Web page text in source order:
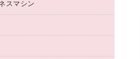
カートリッジ
トナー
カートリッジ
ター用紙
用紙
コピー用紙・プリンタ用紙
ンバッグ／収納用品
ワーク／ＬＡＮ機器
ーカード
ェクタ
シミリ
レイディスク
ＲＷ
スマシン
ス・ベンチ